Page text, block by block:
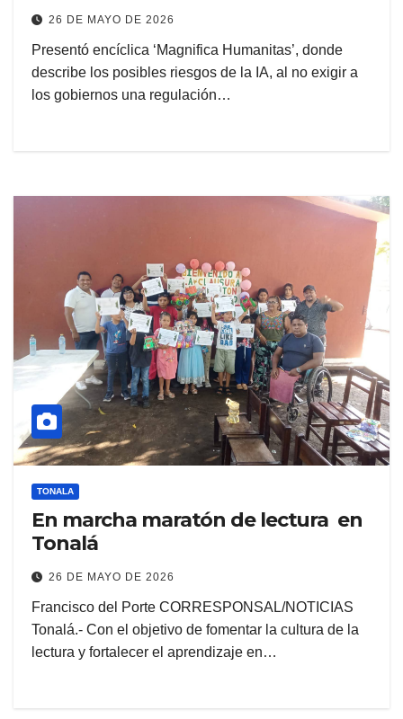
26 DE MAYO DE 2026
Presentó encíclica ‘Magnifica Humanitas’, donde
describe los posibles riesgos de la IA, al no exigir a
los gobiernos una regulación…
TONALA
En marcha maratón de lectura en
Tonalá
26 DE MAYO DE 2026
Francisco del Porte CORRESPONSAL/NOTICIAS
Tonalá.- Con el objetivo de fomentar la cultura de la
lectura y fortalecer el aprendizaje en…